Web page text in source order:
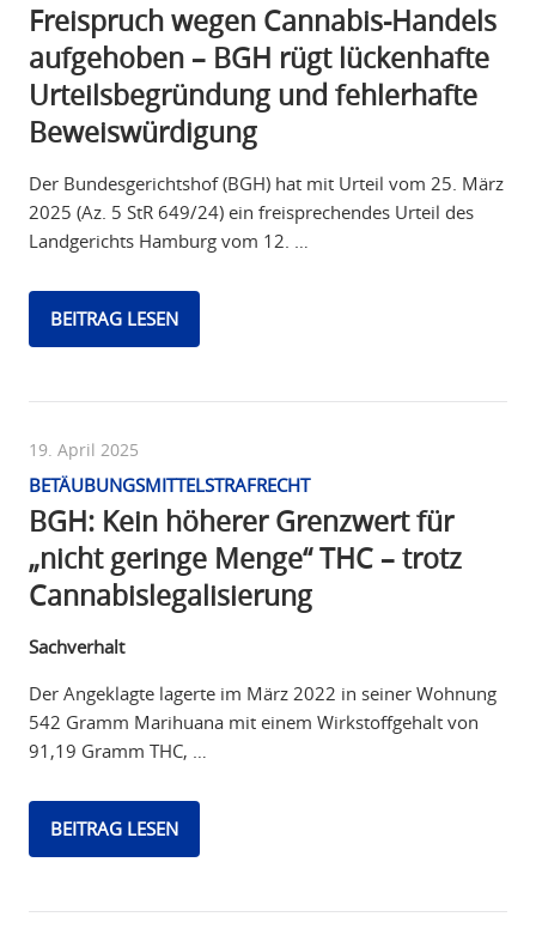
Freispruch wegen Cannabis-Handels
aufgehoben – BGH rügt lückenhafte
Urteilsbegründung und fehlerhafte
Beweiswürdigung
Der Bundesgerichtshof (BGH) hat mit Urteil vom 25. März
2025 (Az. 5 StR 649/24) ein freisprechendes Urteil des
Landgerichts Hamburg vom 12. …
BEITRAG LESEN
19. April 2025
BETÄUBUNGSMITTELSTRAFRECHT
BGH: Kein höherer Grenzwert für
„nicht geringe Menge“ THC – trotz
Cannabislegalisierung
Sachverhalt
Der Angeklagte lagerte im März 2022 in seiner Wohnung
542 Gramm Marihuana mit einem Wirkstoffgehalt von
91,19 Gramm THC, …
BEITRAG LESEN